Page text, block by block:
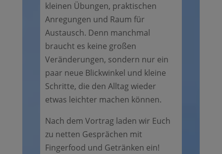
kleinen Übungen, praktischen
Anregungen und Raum für
Austausch. Denn manchmal
braucht es keine großen
Veränderungen, sondern nur ein
paar neue Blickwinkel und kleine
Schritte, die den Alltag wieder
etwas leichter machen können.
Nach dem Vortrag laden wir Euch
zu netten Gesprächen mit
Fingerfood und Getränken ein!